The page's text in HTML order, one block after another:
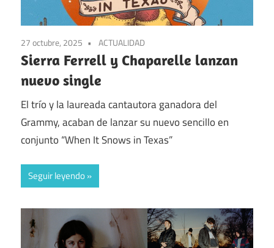
27 octubre, 2025 ACTUALIDAD
Sierra Ferrell y Chaparelle lanzan
nuevo single
El trío y la laureada cantautora ganadora del
Grammy, acaban de lanzar su nuevo sencillo en
conjunto “When It Snows in Texas”
Seguir leyendo